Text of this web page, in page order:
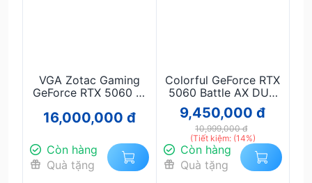
VGA Zotac Gaming
GeForce RTX 5060 Ti
Card Màn Hình
Cao
16,000,000 đ
Còn hàng
Quà tặng
Colorful GeForce RTX
5060 Battle AX DUO
8GB-V
9,450,000 đ
10,999,000 đ
(Tiết kiệm: (14%)
Còn hàng
Quà tặng